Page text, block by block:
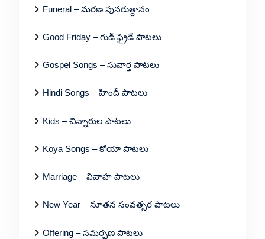
Funeral – మరణ పునరుత్దానం
Good Friday – గుడ్ ఫ్రైడే పాటలు
Gospel Songs – సువార్త పాటలు
Hindi Songs – హిందీ పాటలు
Kids – చిన్నారుల పాటలు
Koya Songs – కోయా పాటలు
Marriage – వివాహ పాటలు
New Year – నూతన సంవత్సర పాటలు
Offering – సమర్పణ పాటలు